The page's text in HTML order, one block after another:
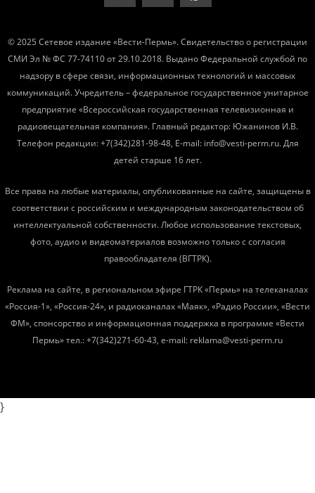
© 2025 Сетевое издание «Вести-Пермь». Свидетельство о регистрации
СМИ Эл № ФС 77-74110 от 29.10.2018. Выдано Федеральной службой по
надзору в сфере связи, информационных технологий и массовых
коммуникаций. Учредитель – федеральное государственное унитарное
предприятие «Всероссийская государственная телевизионная и
радиовещательная компания». Главный редактор: Южанинов И.В.
Телефон редакции: +7(342)281-98-48, E-mail: info@vesti-perm.ru. Для
детей старше 16 лет.
Все права на любые материалы, опубликованные на сайте, защищены в
соответствии с российским и международным законодательством об
интеллектуальной собственности. Любое использование текстовых,
фото, аудио и видеоматериалов возможно только с согласия
правообладателя (ВГТРК).
Реклама на сайте, в региональном эфире ГТРК «Пермь» на телеканалах
«Россия-1», «Россия-24», и радиоканалах «Маяк», «Радио России», «Вести
ФМ», спонсорство и информационная поддержка в программе «Вести
Пермь» тел.: +7(342)271-60-43, e-mail: reklama@vesti-perm.ru
}